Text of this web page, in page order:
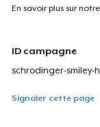
En savoir plus sur
ID campagne
schrodinger-smiley-
Signaler cette page